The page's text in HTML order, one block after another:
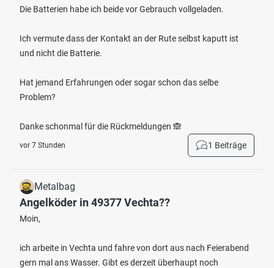
Die Batterien habe ich beide vor Gebrauch vollgeladen.
Ich vermute dass der Kontakt an der Rute selbst kaputt ist
und nicht die Batterie.
Hat jemand Erfahrungen oder sogar schon das selbe
Problem?
Danke schonmal für die Rückmeldungen 🙈
vor 7 Stunden 1 Beiträge
Metalbag
Angelköder in 49377 Vechta??
Moin,
ich arbeite in Vechta und fahre von dort aus nach Feierabend
gern mal ans Wasser. Gibt es derzeit überhaupt noch